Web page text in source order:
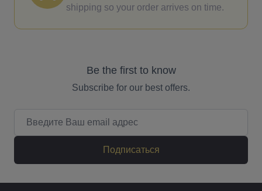
shipping so your order arrives on time.
Be the first to know
Subscribe for our best offers.
Подписаться